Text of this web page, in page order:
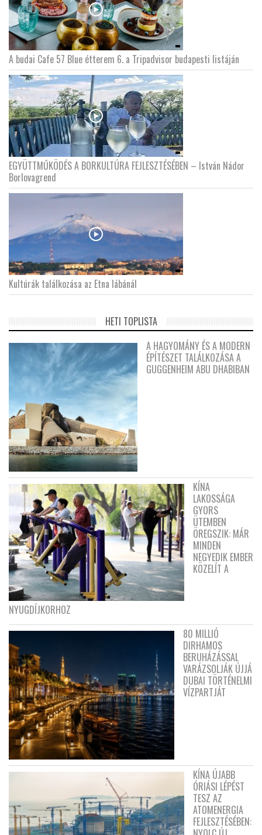
A budai Cafe 57 Blue étterem 6. a Tripadvisor budapesti listáján
EGYÜTTMŰKÖDÉS A BORKULTÚRA FEJLESZTÉSÉBEN – István Nádor
Borlovagrend
Kultúrák találkozása az Etna lábánál
HETI TOPLISTA
A HAGYOMÁNY ÉS A MODERN
ÉPÍTÉSZET TALÁLKOZÁSA A
GUGGENHEIM ABU DHABIBAN
KÍNA
LAKOSSÁGA
GYORS
ÜTEMBEN
ÖREGSZIK: MÁR
MINDEN
NEGYEDIK EMBER
KÖZELÍT A
NYUGDÍJKORHOZ
80 MILLIÓ
DIRHAMOS
BERUHÁZÁSSAL
VARÁZSOLJÁK ÚJJÁ
DUBAI TÖRTÉNELMI
VÍZPARTJÁT
KÍNA ÚJABB
ÓRIÁSI LÉPÉST
TESZ AZ
ATOMENERGIA
FEJLESZTÉSÉBEN: